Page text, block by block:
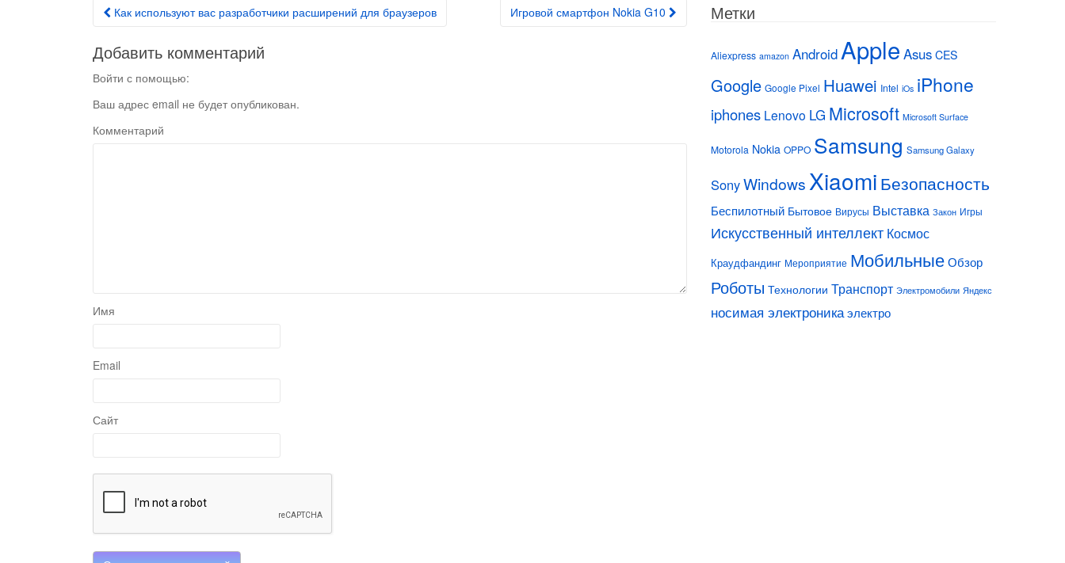
Post navigation
Как используют вас разработчики расширений для браузеров Игровой смартфон Nokia G10
Добавить комментарий
Войти с помощью:
Ваш адрес email не будет опубликован.
Комментарий
Имя
Email
Сайт
Метки
Aliexpress amazon Android Apple Asus CES
Google Google Pixel Huawei Intel iOs iPhone
iphones Lenovo LG Microsoft Microsoft Surface
Motorola Nokia OPPO Samsung Samsung Galaxy
SonyWindowsXiaomi Безопасность
Беспилотный Бытовое Вирусы Выставка Закон Игры
Искусственный интеллект Космос
Краудфандинг Мероприятие МобильныеОбзор
Роботы Технологии Транспорт Электромобили Яндекс
носимая электроникаэлектро